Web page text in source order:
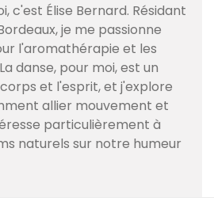
c'est Élise Bernard. Résidant
je me passionne
l'aromathérapie et les
danse, pour moi, est un
et l'esprit, et j'explore
allier mouvement et
particulièrement à
naturels sur notre humeur